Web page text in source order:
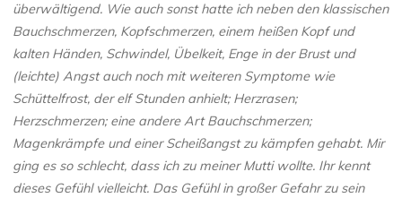
überwältigend. Wie auch sonst hatte ich neben den klassischen
Bauchschmerzen, Kopfschmerzen, einem heißen Kopf und
kalten Händen, Schwindel, Übelkeit, Enge in der Brust und
(leichte) Angst auch noch mit weiteren Symptome wie
Schüttelfrost, der elf Stunden anhielt; Herzrasen;
Herzschmerzen; eine andere Art Bauchschmerzen;
Magenkrämpfe und einer Scheißangst zu kämpfen gehabt. Mir
ging es so schlecht, dass ich zu meiner Mutti wollte. Ihr kennt
dieses Gefühl vielleicht. Das Gefühl in großer Gefahr zu sein